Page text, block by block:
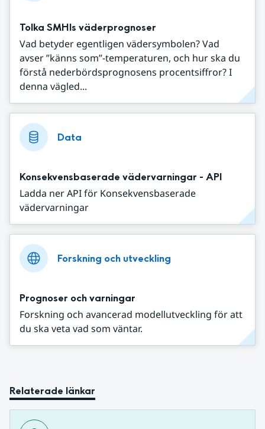
Tolka SMHIs väderprognoser
Vad betyder egentligen vädersymbolen? Vad
avser ”känns som”-temperaturen, och hur ska du
förstå nederbördsprognosens procentsiffror? I
denna vägled...
Data
Konsekvensbaserade vädervarningar - API
Ladda ner API för Konsekvensbaserade
vädervarningar
Forskning och utveckling
Prognoser och varningar
Forskning och avancerad modellutveckling för att
du ska veta vad som väntar.
Relaterade länkar